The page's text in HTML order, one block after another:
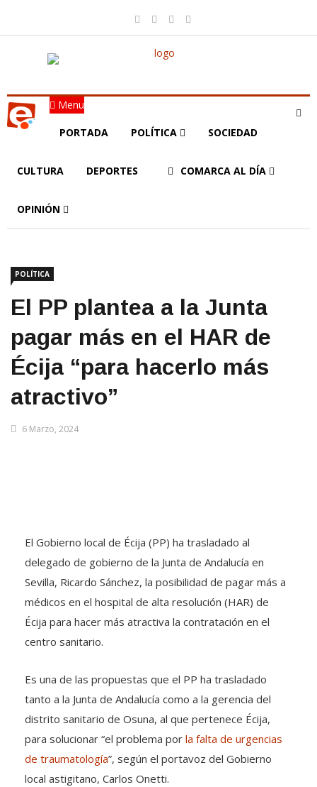
Menu
PORTADA POLÍTICA SOCIEDAD
CULTURA DEPORTES COMARCA AL DÍA
OPINIÓN
POLÍTICA
El PP plantea a la Junta
pagar más en el HAR de
Écija “para hacerlo más
atractivo”
6 Marzo, 2024
El Gobierno local de Écija (PP) ha trasladado al
delegado de gobierno de la Junta de Andalucía en
Sevilla, Ricardo Sánchez, la posibilidad de pagar más a
médicos en el hospital de alta resolución (HAR) de
Écija para hacer más atractiva la contratación en el
centro sanitario.
Es una de las propuestas que el PP ha trasladado
tanto a la Junta de Andalucía como a la gerencia del
distrito sanitario de Osuna, al que pertenece Écija,
para solucionar “el problema por la falta de urgencias
de traumatología”, según el portavoz del Gobierno
local astigitano, Carlos Onetti.